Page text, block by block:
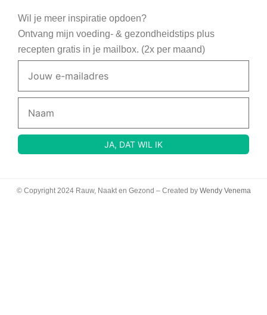
Wil je meer inspiratie opdoen?
Ontvang mijn voeding- & gezondheidstips plus
recepten gratis in je mailbox. (2x per maand)
© Copyright 2024 Rauw, Naakt en Gezond – Created by Wendy Venema